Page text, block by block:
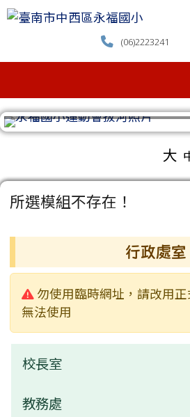
跳至主內容區
臺南市中西區永福國小
(06)2223241
大
主內容區域
所選模組不存在！
行政處室
警告:
勿使用臨時網址，請改用
無法使用
校長室
校長介紹
教務處
頁尾區域